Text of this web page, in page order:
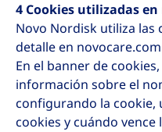
4 Cookies utilizadas
Novo Nordisk utiliza las
detalle en
En el banner de
información sobre el
configurando la cookie,
cookies y cuándo vence